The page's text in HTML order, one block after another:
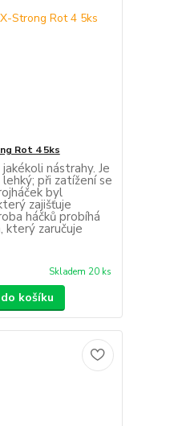
Rot 4 5ks
nástrahy. Je
při zatížení se
byl
zajišťuje
háčků probíhá
který zaručuje
Skladem 20 ks
košíku